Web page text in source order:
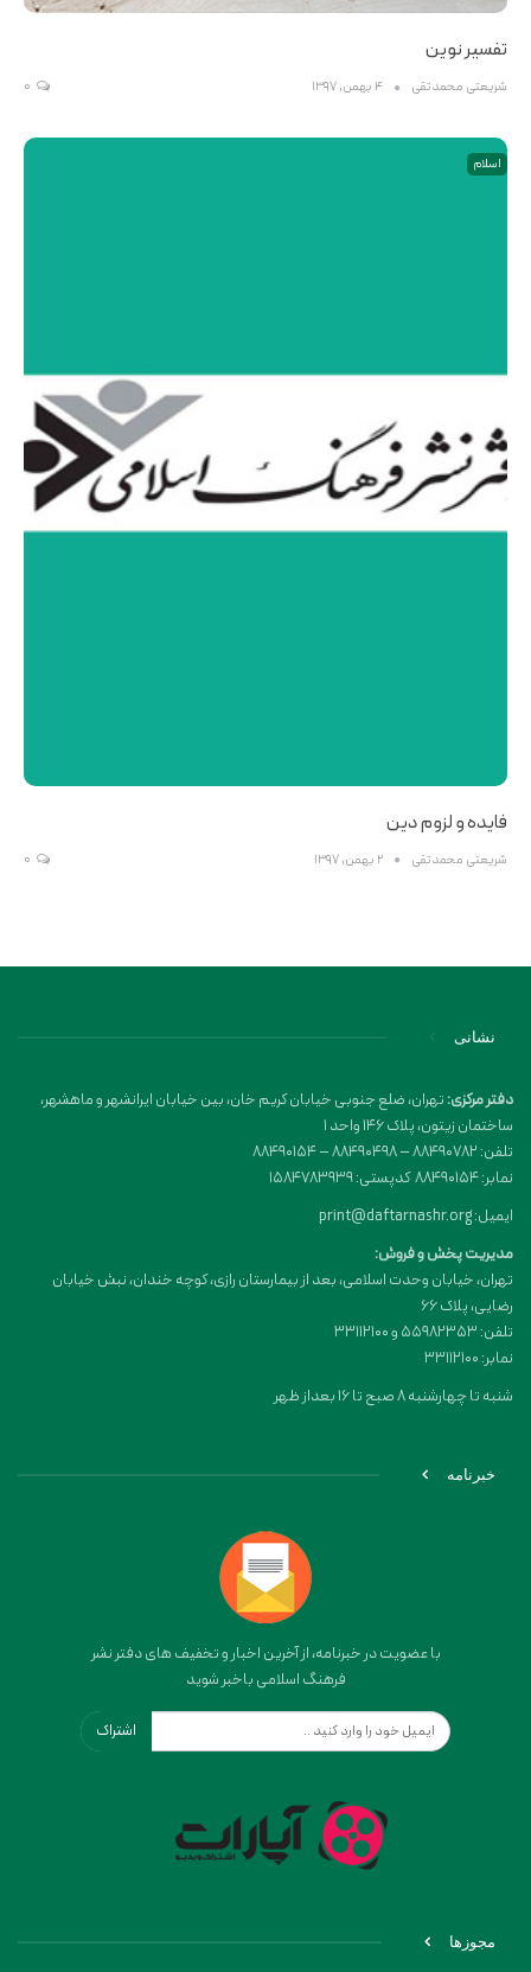
تفسیر نوین
شریعتی محمدتقی 4 بهمن, 1397
اسلام
فایده و لزوم دین
شریعتی محمدتقی 2 بهمن, 1397
نشانی
دفتر مرکزی:تهران، ضلع جنوبی خیابان کریم خان، بین خیابان ایرانشهر و ماهشهر،
ساختمان زیتون، پلاک 146 واحد 1
تلفن: 88490782 – 88490498 – 88490154
نمابر: 88490154 کدپستی: 1584783939
ایمیل: print@daftarnashr.org
مدیریت پخش و فروش:
تهران، خیابان وحدت اسلامی، بعد از بیمارستان رازی، کوچه خندان، نبش خیابان
رضایی، پلاک ۶۶
تلفن: 55982353 و 33112100
نمابر: 33112100
شنبه تا چهارشنبه 8 صبح تا 16 بعداز ظهر
خبرنامه
با عضویت در خبرنامه، از آخرین اخبار و تخفیف های دفتر نشر
فرهنگ اسلامی باخبر شوید
اشتراک
مجوزها